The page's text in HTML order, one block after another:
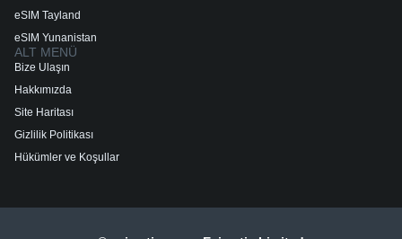
eSIM Tayland
eSIM Yunanistan
ALT MENÜ
Bize Ulaşın
Hakkımızda
Site Haritası
Gizlilik Politikası
Hükümler ve Koşullar